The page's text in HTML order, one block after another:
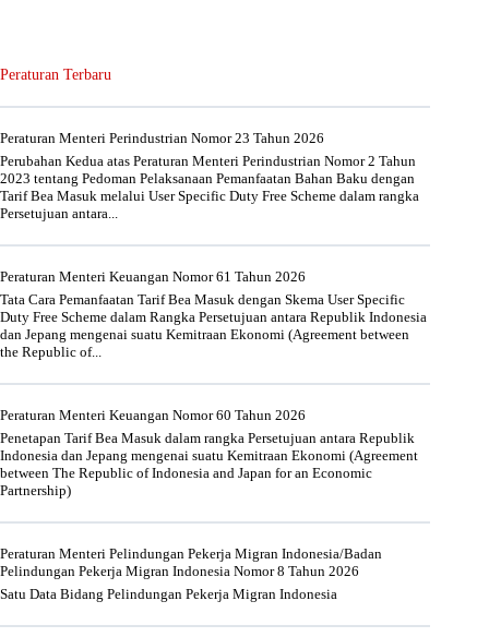
Peraturan Terbaru
Peraturan Menteri Perindustrian Nomor 23 Tahun 2026
Perubahan Kedua atas Peraturan Menteri Perindustrian Nomor 2 Tahun
2023 tentang Pedoman Pelaksanaan Pemanfaatan Bahan Baku dengan
Tarif Bea Masuk melalui User Specific Duty Free Scheme dalam rangka
Persetujuan antara...
Peraturan Menteri Keuangan Nomor 61 Tahun 2026
Tata Cara Pemanfaatan Tarif Bea Masuk dengan Skema User Specific
Duty Free Scheme dalam Rangka Persetujuan antara Republik Indonesia
dan Jepang mengenai suatu Kemitraan Ekonomi (Agreement between
the Republic of...
Peraturan Menteri Keuangan Nomor 60 Tahun 2026
Penetapan Tarif Bea Masuk dalam rangka Persetujuan antara Republik
Indonesia dan Jepang mengenai suatu Kemitraan Ekonomi (Agreement
between The Republic of Indonesia and Japan for an Economic
Partnership)
Peraturan Menteri Pelindungan Pekerja Migran Indonesia/Badan
Pelindungan Pekerja Migran Indonesia Nomor 8 Tahun 2026
Satu Data Bidang Pelindungan Pekerja Migran Indonesia